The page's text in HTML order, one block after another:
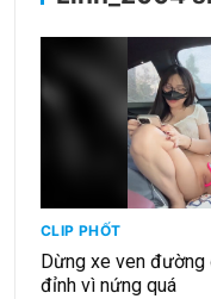
CLIP PHỐT
Dừng xe ven
đỉnh vì nứng quá